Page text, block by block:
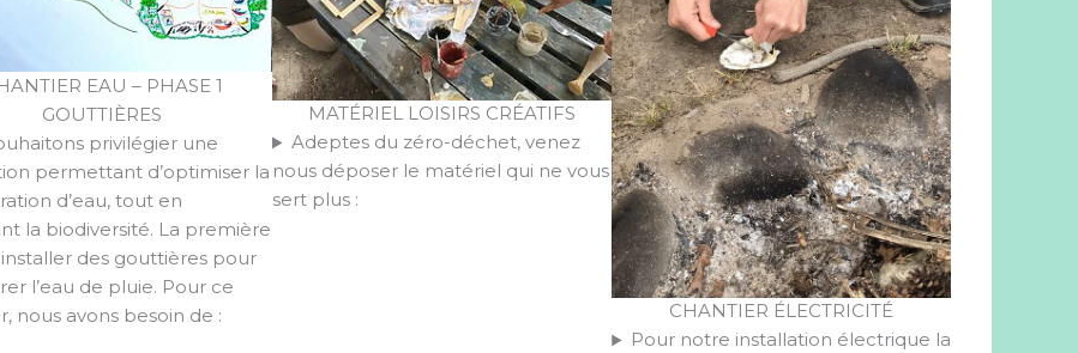
EAU – PHASE 1
GOUTTIÈRES
privilégier une
permettant d’optimiser la
d’eau, tout en
la biodiversité. La première
des gouttières pour
l’eau de pluie. Pour ce
nous avons besoin de :
MATÉRIEL LOISIRS CRÉATIFS
Adeptes du zéro-déchet, venez
nous déposer le matériel qui ne vous
sert plus :
CHANTIER ÉLECTRICITÉ
Pour notre installation électrique la